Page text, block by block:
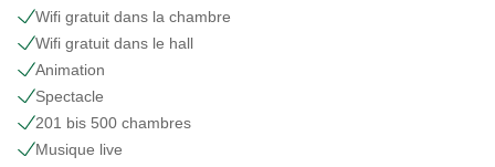
Wifi gratuit dans la chambre
Wifi gratuit dans le hall
Animation
Spectacle
201 bis 500 chambres
Musique live